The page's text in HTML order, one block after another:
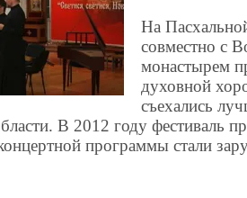
На
совместно с
монастырем
духовной
съехались
В 2012 году фестиваль
программы стали